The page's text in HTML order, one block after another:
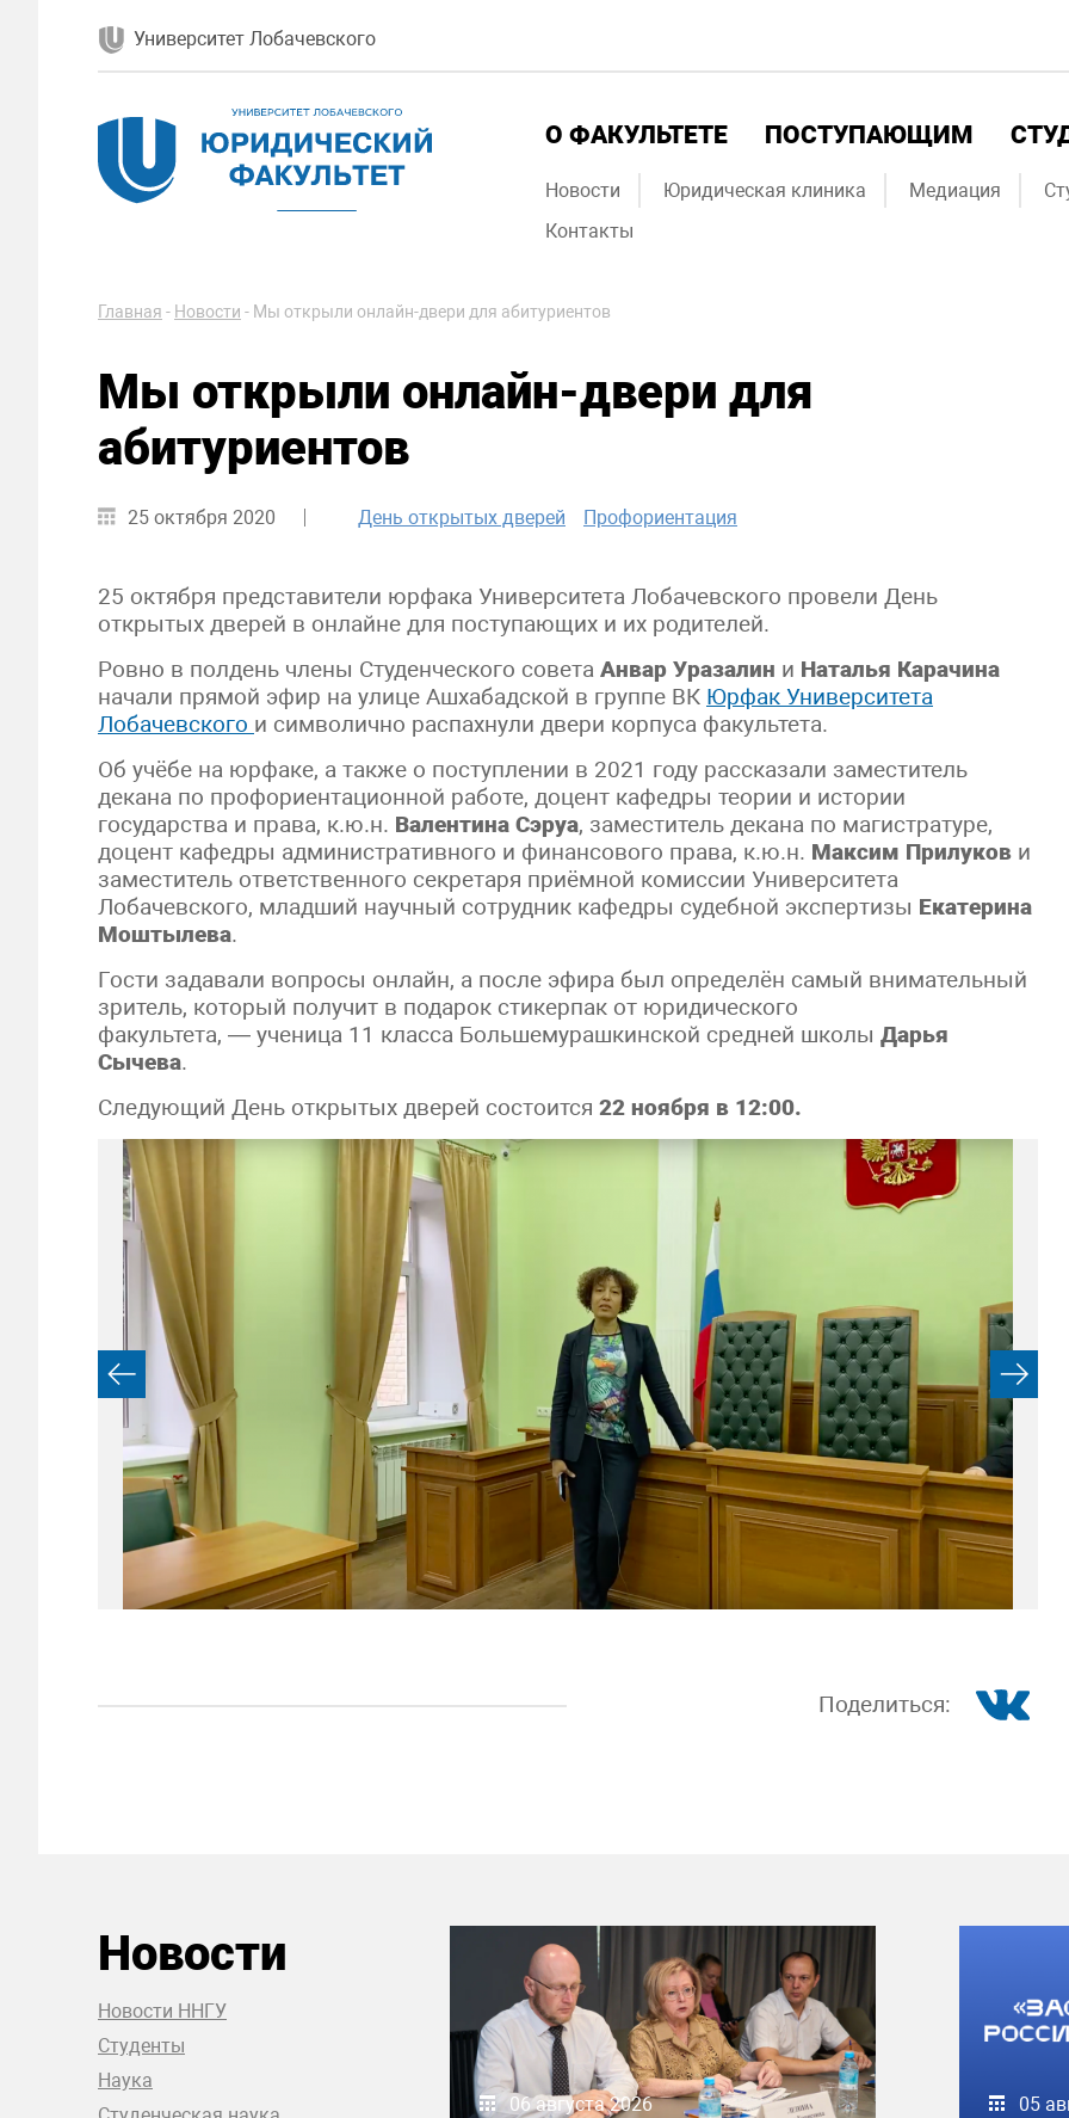
Университет Лобачевского
О ФАКУЛЬТЕТЕ ПОСТУПАЮЩИМ
Новости Юридическая клиника Медиация
Контакты
Главная - Новости - Мы открыли онлайн-двери для абитуриентов
Мы открыли онлайн-двери для
абитуриентов
25 октября 2020 День открытых дверей Профориентация
25 октября представители юрфака Университета Лобачевского провели День
открытых дверей в онлайне для поступающих и их родителей.
Ровно в полдень члены Студенческого совета Анвар Уразалин и Наталья Карачина
начали прямой эфир на улице Ашхабадской в группе ВК Юрфак Университета
Лобачевского и символично распахнули двери корпуса факультета.
Об учёбе на юрфаке, а также о поступлении в 2021 году рассказали заместитель
декана по профориентационной работе, доцент кафедры теории и истории
государства и права, к.ю.н. Валентина Сэруа, заместитель декана по магистратуре,
доцент кафедры административного и финансового права, к.ю.н. Максим Прилуков и
заместитель ответственного секретаря приёмной комиссии Университета
Лобачевского, младший научный сотрудник кафедры судебной экспертизы Екатерина
Моштылева.
Гости задавали вопросы онлайн, а после эфира был определён самый внимательный
зритель, который получит в подарок стикерпак от юридического
факультета, — ученица 11 класса Большемурашкинской средней школы Дарья
Сычева.
Следующий День открытых дверей состоится 22 ноября в 12:00.
Поделиться:
Новости
Новости ННГУ
Студенты
Наука
06 августа 2026 05